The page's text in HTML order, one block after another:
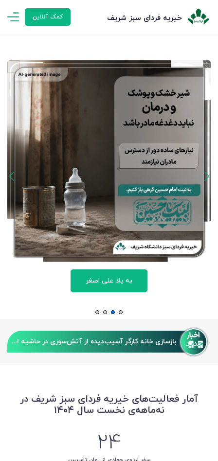
خیریه فردای سبز شریف کمک آنلاین
به یاد علی اصغر
بازسازی خانه کارگر آسیب‌دیده از آتش‌سوزی در حاشیه استان تهران
آمار فعالیت‌های خیریه فردای سبز شریف در
نه‌ماهه‌ی نخست سال ۱۴۰۴
24